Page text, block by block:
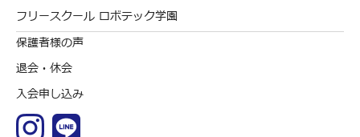
フリースクール ロボテック学園
保護者様の声
退会・休会
入会申し込み